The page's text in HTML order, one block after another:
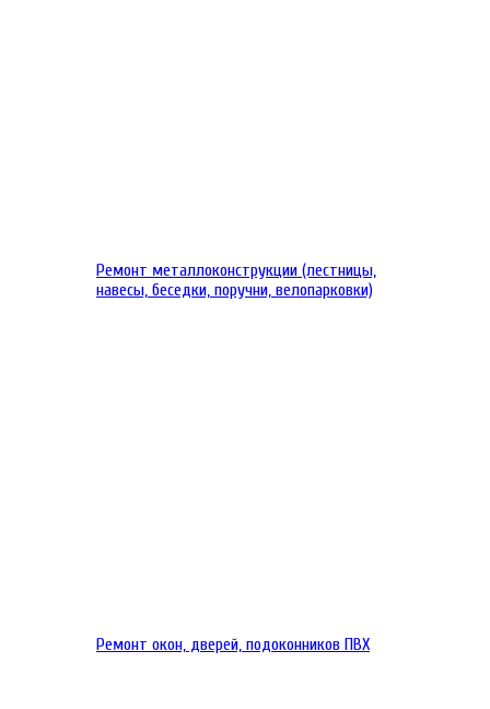
Ремонт металлоконструкции (лестницы,
навесы, беседки, поручни, велопарковки)
Ремонт окон, дверей, подоконников ПВХ